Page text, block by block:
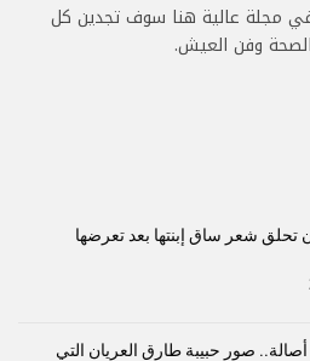
في مجلة عالية هنا سوف تجدين كل
وفن العيش.
تحلق شعر ساق إبنتها بعد تعرضها
صور حبيبة طارق العريان التي